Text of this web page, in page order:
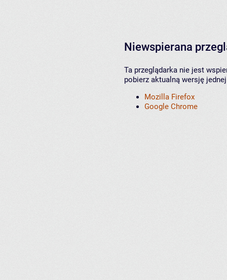
Niewspierana
Ta przeglądarka nie jest
pobierz aktualną wersję
Mozilla Firefox
Google Chrome